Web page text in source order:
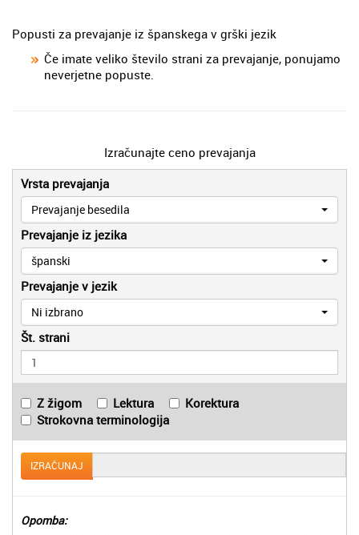
Popusti za prevajanje iz španskega v grški jezik
Če imate veliko število strani za prevajanje, ponujamo
neverjetne popuste.
Izračunajte ceno prevajanja
Vrsta prevajanja
Prevajanje besedila
Prevajanje iz jezika
španski
Prevajanje v jezik
Ni izbrano
Št. strani
Z žigom Lektura
Korektura
Strokovna terminologija
IZRAČUNAJ
Opomba: